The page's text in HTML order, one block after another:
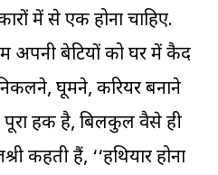
में से एक होना चाहिए.
अपनी बेटियों को घर में कैद
घूमने, करियर बनाने
हक है, बिलकुल वैसे ही
कहती हैं, ‘‘हथियार होना